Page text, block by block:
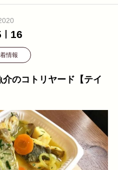
16
情報
のコトリヤード【テイ